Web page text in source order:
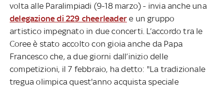
volta alle Paralimpiadi (9-18 marzo) - invia anche una
delegazione di 229 cheerleader e un gruppo
artistico impegnato in due concerti. L’accordo tra le
Coree è stato accolto con gioia anche da Papa
Francesco che, a due giorni dall’inizio delle
competizioni, il 7 febbraio, ha detto: "La tradizionale
tregua olimpica quest'anno acquista speciale